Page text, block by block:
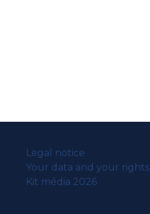
Legal notice
Your data and your rights
Kit média 2026